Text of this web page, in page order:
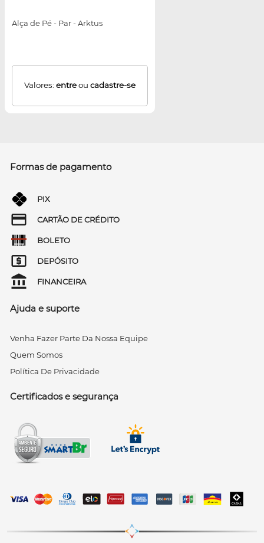
Alça de Pé - Par - Arktus
Valores: entreou cadastre-se
Formas de pagamento
PIX
CARTÃO DE CRÉDITO
BOLETO
DEPÓSITO
FINANCEIRA
Ajuda e suporte
Venha Fazer Parte Da Nossa Equipe
Quem Somos
Política De Privacidade
Certificados e segurança